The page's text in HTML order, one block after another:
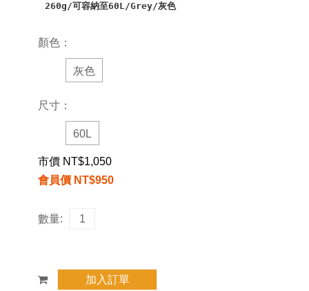
260g/可容納至60L/Grey/灰色
顏色：
灰色
尺寸：
60L
市價 NT$1,050
會員價 NT$950
數量: